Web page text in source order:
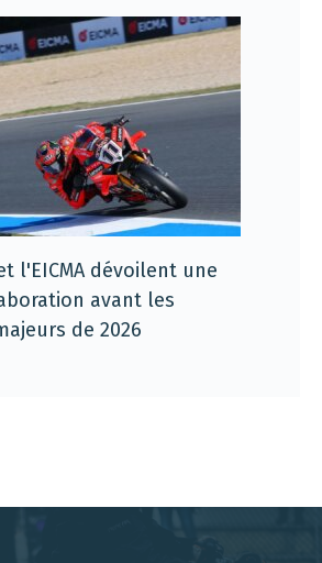
l'EICMA dévoilent une
avant les
de 2026